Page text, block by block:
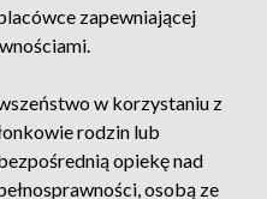
zapewniającej
w korzystaniu z
rodzin lub
opiekę nad
osobą ze